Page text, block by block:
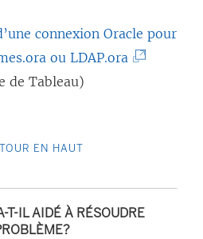
connexion Oracle pour
ou LDAP.ora
de Tableau)
EN HAUT
T-IL AIDÉ À RÉSOUDRE